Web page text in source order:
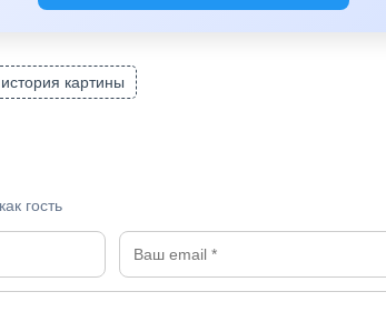
история картины
гость